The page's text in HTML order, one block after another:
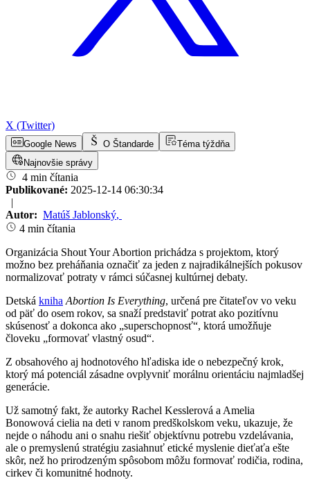
X (Twitter)
Google News O Štandarde
Téma týždňa
Najnovšie správy
4 min čítania
Publikované: 2025-12-14 06:30:34
|
Autor: Matúš Jablonský,
4 min čítania
Organizácia Shout Your Abortion prichádza s projektom, ktorý
možno bez preháňania označiť za jeden z najradikálnejších pokusov
normalizovať potraty v rámci súčasnej kultúrnej debaty.
Detská kniha Abortion Is Everything, určená pre čitateľov vo veku
od päť do osem rokov, sa snaží predstaviť potrat ako pozitívnu
skúsenosť a dokonca ako „superschopnosť“, ktorá umožňuje
človeku „formovať vlastný osud“.
Z obsahového aj hodnotového hľadiska ide o nebezpečný krok,
ktorý má potenciál zásadne ovplyvniť morálnu orientáciu najmladšej
generácie.
Už samotný fakt, že autorky Rachel Kesslerová a Amelia
Bonowová cielia na deti v ranom predškolskom veku, ukazuje, že
nejde o náhodu ani o snahu riešiť objektívnu potrebu vzdelávania,
ale o premyslenú stratégiu zasiahnuť etické myslenie dieťaťa ešte
skôr, než ho prirodzeným spôsobom môžu formovať rodičia, rodina,
cirkev či komunitné hodnoty.